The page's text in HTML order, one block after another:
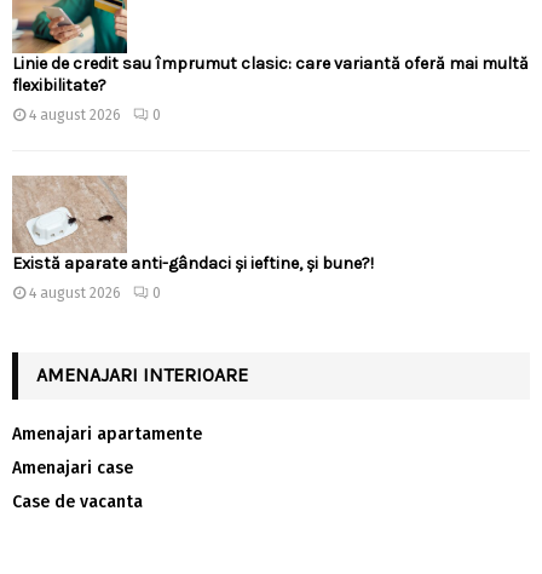
Linie de credit sau împrumut clasic: care variantă oferă mai multă
flexibilitate?
4 august 2026 0
Există aparate anti-gândaci și ieftine, și bune?!
4 august 2026 0
AMENAJARI INTERIOARE
Amenajari apartamente
Amenajari case
Case de vacanta